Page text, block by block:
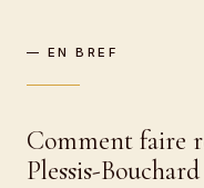
— EN BREF
Comment faire
Plessis-Bouchard